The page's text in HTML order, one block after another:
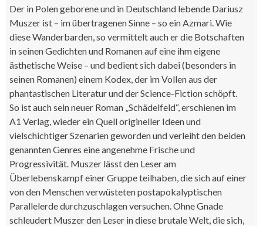
Der in Polen geborene und in Deutschland lebende Dariusz
Muszer ist – im übertragenen Sinne – so ein Azmari. Wie
diese Wanderbarden, so vermittelt auch er die Botschaften
in seinen Gedichten und Romanen auf eine ihm eigene
ästhetische Weise – und bedient sich dabei (besonders in
seinen Romanen) einem Kodex, der im Vollen aus der
phantastischen Literatur und der Science-Fiction schöpft.
So ist auch sein neuer Roman „Schädelfeld“, erschienen im
A1 Verlag, wieder ein Quell origineller Ideen und
vielschichtiger Szenarien geworden und verleiht den beiden
genannten Genres eine angenehme Frische und
Progressivität. Muszer lässt den Leser am
Überlebenskampf einer Gruppe teilhaben, die sich auf einer
von den Menschen verwüsteten postapokalyptischen
Parallelerde durchzuschlagen versuchen. Ohne Gnade
schleudert Muszer den Leser in diese brutale Welt, die sich,